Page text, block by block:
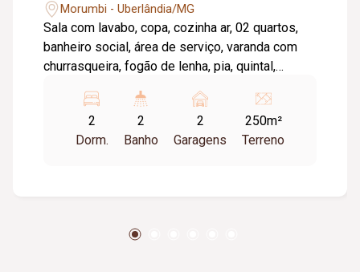
Morumbi - Uberlândia/MG
Sala com lavabo, copa, cozinha ar, 02 quartos,
banheiro social, área de serviço, varanda com
churrasqueira, fogão de lenha, pia, quintal,
cozinha,0 2 quartos, garagem 02 carros, portão
eletrônico.
2
Dorm.
2
Banho
2
Garagens
250m²
Terreno